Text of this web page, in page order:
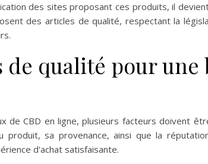
des sites proposant ces produits, il
des articles de qualité, respectant la
de qualité pour une
de CBD en ligne, plusieurs facteurs doivent
produit, sa provenance, ainsi que la
d'achat satisfaisante.